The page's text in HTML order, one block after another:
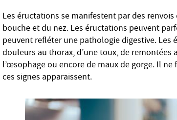
Les éructations se manifestent par des
bouche et du nez. Les éructations peuvent
peuvent refléter une pathologie digestive. Les
douleurs au thorax, d’une toux, de remontées
l’œsophage ou encore de maux de gorge. Il
ces signes apparaissent.